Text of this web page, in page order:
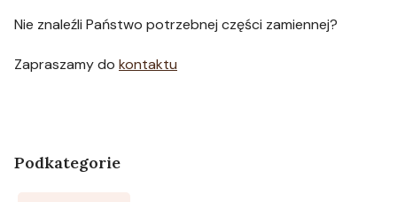
Nie znaleźli Państwo potrzebnej części zamiennej?
Zapraszamy do kontaktu
Podkategorie